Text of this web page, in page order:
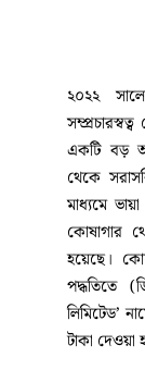
২০২২
একটি বড়
থেকে
মাধ্যমে
কোষাগার
হয়েছে।
পদ্ধতিতে
লিমিটেড’
টাকা দেওয়া